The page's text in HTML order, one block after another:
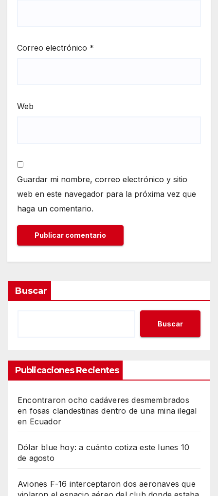
Correo electrónico *
Web
Guardar mi nombre, correo electrónico y sitio
web en este navegador para la próxima vez que
haga un comentario.
Buscar
Buscar
Publicaciones Recientes
Encontraron ocho cadáveres desmembrados
en fosas clandestinas dentro de una mina ilegal
en Ecuador
Dólar blue hoy: a cuánto cotiza este lunes 10
de agosto
Aviones F-16 interceptaron dos aeronaves que